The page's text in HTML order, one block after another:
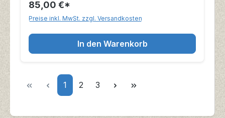
85,00 €*
Preise inkl. MwSt. zzgl. Versandkosten
In den Warenkorb
Seite
1 Seite
2 Seite
3